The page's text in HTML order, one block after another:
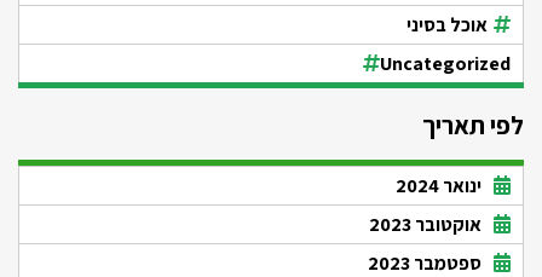
אוכל בסיני
Uncategorized
לפי תאריך
ינואר 2024
אוקטובר 2023
ספטמבר 2023